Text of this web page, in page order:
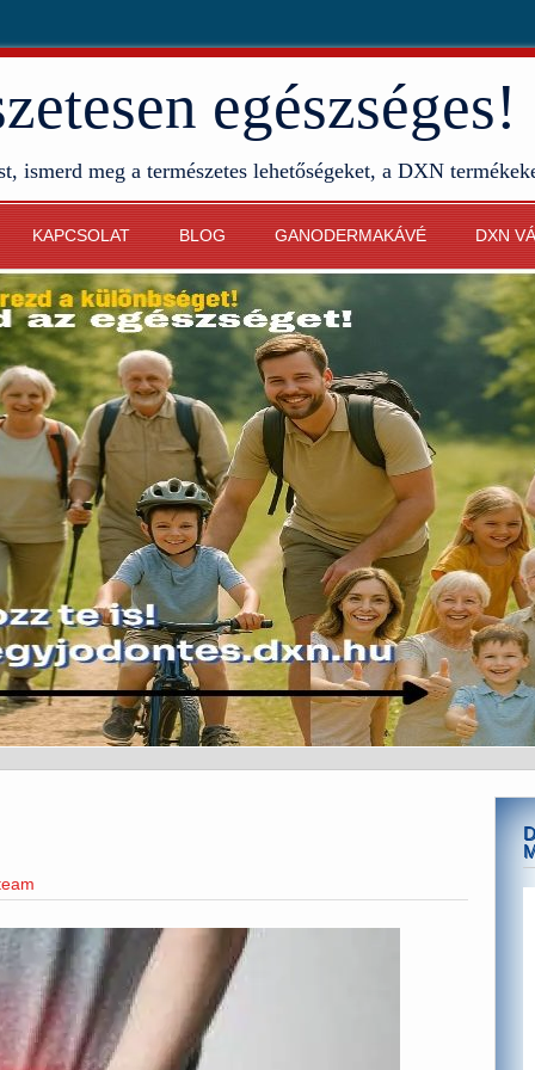
egészséges!
ismerd meg a természetes lehetőségeket, a DXN
KAPCSOLAT BLOG GANODERMAKÁVÉ DXN